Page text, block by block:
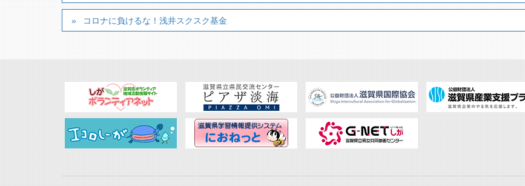
コロナに負けるな！浅井スクスク基金